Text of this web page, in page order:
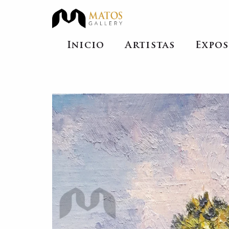
Inicio Artistas